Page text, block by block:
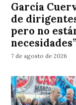
García
de
pero no
necesidades”
7 de agosto de 2026